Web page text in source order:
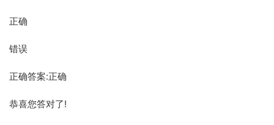
正确
错误
正确答案:正确
恭喜您答对了!